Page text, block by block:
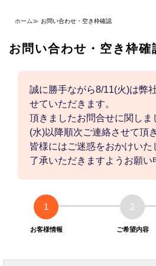
ホーム≫ お問い合わせ・空き枠確認
お問い合わせ・空き枠確
誠に勝手ながら8/11(火)は弊
せていただきます。
頂きましたお問合せに関しま
(水)以降順次ご連絡させて頂
皆様にはご迷惑をおかけいた
了承いただきますようお願い
1
お客様情報
2
ご希望内容